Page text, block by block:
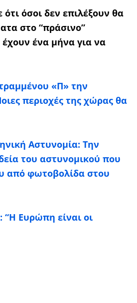
όσοι δεν επιλέξουν θα
στο “πράσινο”
έχουν ένα μήνα για να
«Π» την
περιοχές της χώρας θα
Αστυνομία: Την
του αστυνομικού που
από φωτοβολίδα στου
Ευρώπη είναι οι